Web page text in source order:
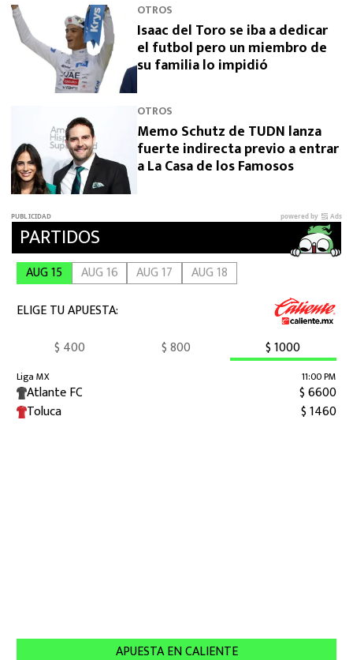
OTROS
Isaac del Toro se iba a dedicar
el futbol pero un miembro de
su familia lo impidió
OTROS
Memo Schutz de TUDN lanza
fuerte indirecta previo a entrar
a La Casa de los Famosos